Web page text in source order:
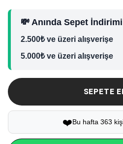
💸 Anında Sepet İndirimi
2.500₺ ve üzeri alışverişe
5.000₺ ve üzeri alışverişe
SEPETE
❤️Bu hafta 363